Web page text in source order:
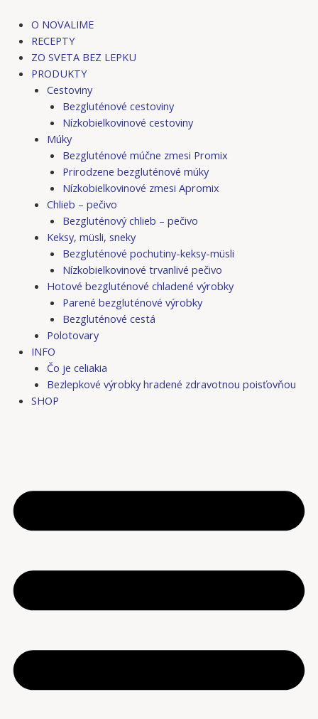
obsah
O NOVALIME
RECEPTY
ZO SVETA BEZ LEPKU
PRODUKTY
Cestoviny
Bezgluténové cestoviny
Nízkobielkovinové cestoviny
Múky
Bezgluténové múčne zmesi Promix
Prirodzene bezgluténové múky
Nízkobielkovinové zmesi Apromix
Chlieb – pečivo
Bezgluténový chlieb – pečivo
Keksy, müsli, sneky
Bezgluténové pochutiny-keksy-müsli
Nízkobielkovinové trvanlivé pečivo
Hotové bezgluténové chladené výrobky
Parené bezgluténové výrobky
Bezgluténové cestá
Polotovary
INFO
Čo je celiakia
Bezlepkové výrobky hradené zdravotnou poisťovňou
SHOP
navigation